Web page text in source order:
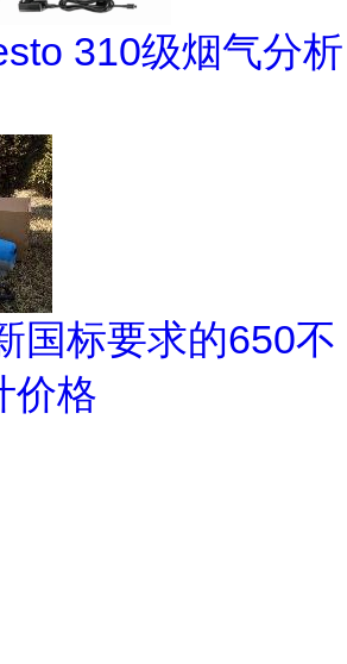
310级烟气分析
国标要求的650不
价格